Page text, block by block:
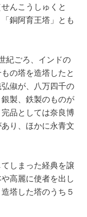
んこうしゅくと
銅阿育王塔」とも
紀ごろ、インドの
の塔を造塔したと
俶が、八万四千の
製、鉄製のものが
品としては奈良博
り、ほかに永青文
しまった経典を譲
高麗に使者を出し
塔した塔のうち５